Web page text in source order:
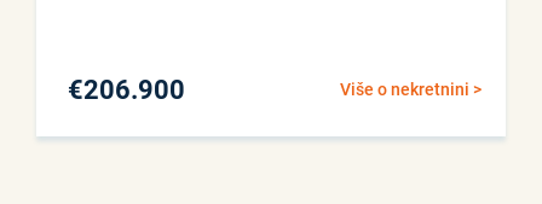
Više o nekretnini >
€206.900